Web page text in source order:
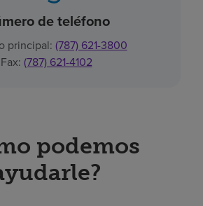
de teléfono
principal: (787) 621-3800
Fax: (787) 621-4102
podemos